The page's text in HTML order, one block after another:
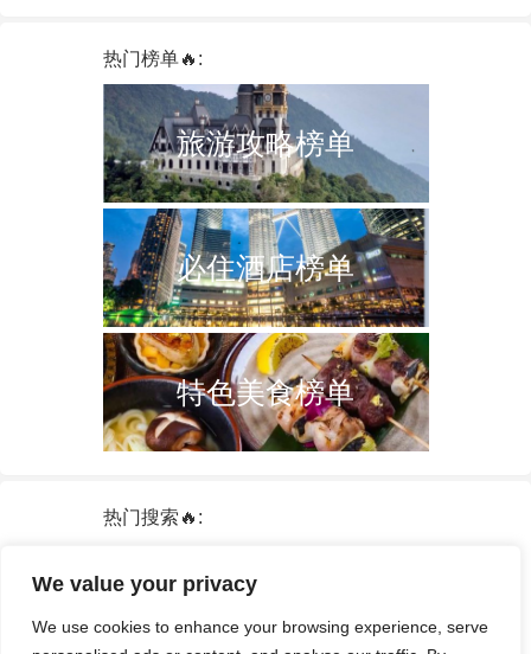
We value your privacy
We use cookies to enhance your browsing experience, serve
热门榜单🔥:
旅游攻略榜单
必住酒店榜单
特色美食榜单
热门搜索🔥:
泰国
中国 火车票
签证
酒店